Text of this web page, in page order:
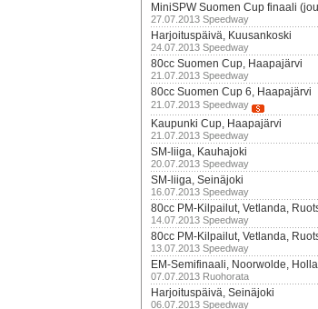
MiniSPW Suomen Cup finaali
27.07.2013 Speedway
Harjoituspäivä, Kuusankoski
24.07.2013 Speedway
80cc Suomen Cup, Haapajärvi
21.07.2013 Speedway
80cc Suomen Cup 6, Haapajärvi
21.07.2013 Speedway
Kaupunki Cup, Haapajärvi
21.07.2013 Speedway
SM-liiga, Kauhajoki
20.07.2013 Speedway
SM-liiga, Seinäjoki
16.07.2013 Speedway
80cc PM-Kilpailut, Vetlanda,
14.07.2013 Speedway
80cc PM-Kilpailut, Vetlanda,
13.07.2013 Speedway
EM-Semifinaali, Noorwolde,
07.07.2013 Ruohorata
Harjoituspäivä, Seinäjoki
06.07.2013 Speedway